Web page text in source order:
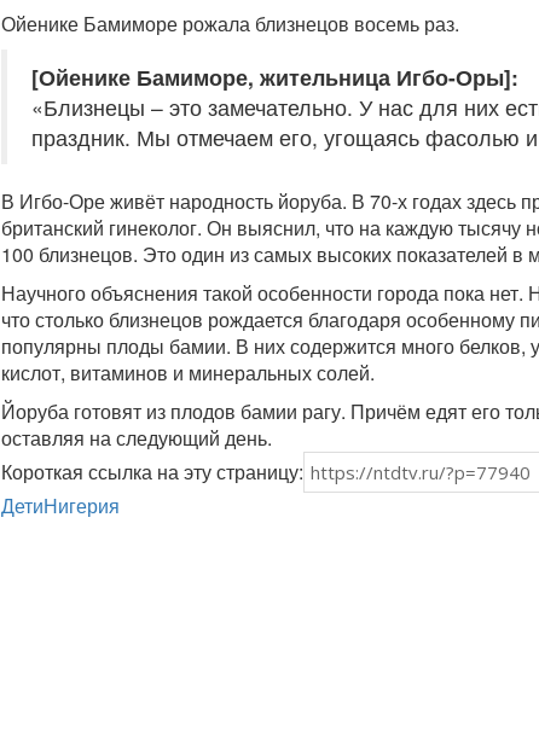
Ойенике Бамиморе рожала близнецов восемь раз.
[Ойенике Бамиморе, жительница Игбо-Оры]:
«Близнецы – это замечательно. У нас для них
праздник. Мы отмечаем его, угощаясь фасолью
В Игбо-Оре живёт народность йоруба. В 70-х годах здесь
британский гинеколог. Он выяснил, что на каждую тысячу
100 близнецов. Это один из самых высоких показателей в
Научного объяснения такой особенности города пока
что столько близнецов рождается благодаря особенному
популярны плоды бамии. В них содержится много белков,
кислот, витаминов и минеральных солей.
Йоруба готовят из плодов бамии рагу. Причём едят его
оставляя на следующий день.
Короткая ссылка на эту страницу:
ДетиНигерия